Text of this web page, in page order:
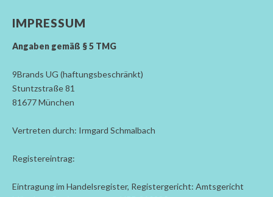
IMPRESSUM
Angaben gemäß § 5 TMG
9Brands UG (haftungsbeschränkt)
Stuntzstraße 81
81677 München
Vertreten durch: Irmgard Schmalbach
Registereintrag:
Eintragung im Handelsregister, Registergericht: Amtsgericht